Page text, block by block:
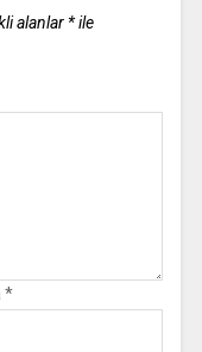
alanlar *ile
*